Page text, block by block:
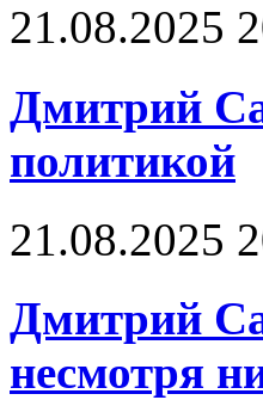
21.08.2025
Дмитрий
политикой
21.08.2025
Дмитрий
несмотря